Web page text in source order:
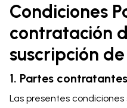
Condiciones
contratación
suscripción
1. Partes contratantes
Las presentes